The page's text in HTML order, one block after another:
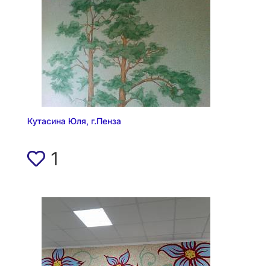
Кутасина Юля, г.Пенза
1